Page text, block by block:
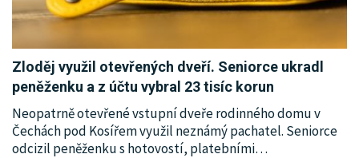
Zloděj využil otevřených dveří. Seniorce ukradl
peněženku a z účtu vybral 23 tisíc korun
Neopatrně otevřené vstupní dveře rodinného domu v
Čechách pod Kosířem využil neznámý pachatel. Seniorce
odcizil peněženku s hotovostí, platebními…